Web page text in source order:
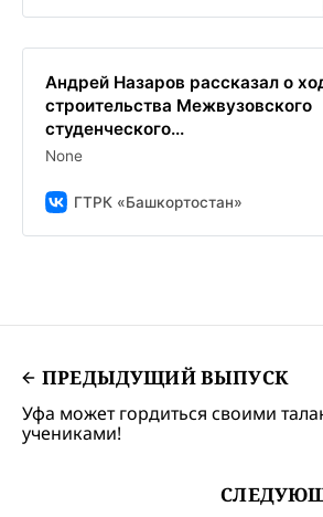
Андрей Назаров рассказал о
строительства Межвузовского
студенческого...
None
ГТРК «Башкортостан»
ПРЕДЫДУЩИЙ ВЫПУСК
Уфа может гордиться своими
учениками!